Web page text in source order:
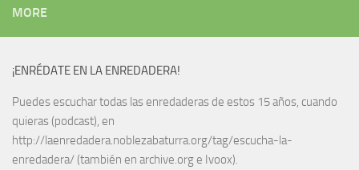
MORE
¡ENRÉDATE EN LA ENREDADERA!
Puedes escuchar todas las enredaderas de estos 15 años, cuando
quieras (podcast), en
http://laenredadera.noblezabaturra.org/tag/escucha-la-
enredadera/ (también en archive.org e Ivoox).